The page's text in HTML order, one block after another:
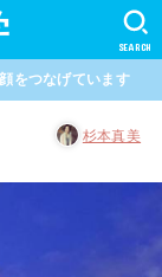
SEARCH
をつなげています
杉本真美